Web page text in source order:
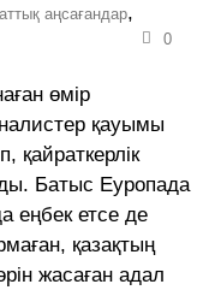
аңсағандар,
0
өмір
қауымы
қайраткерлік
Батыс Еуропада
еңбек етсе де
қазақтың
жасаған адал